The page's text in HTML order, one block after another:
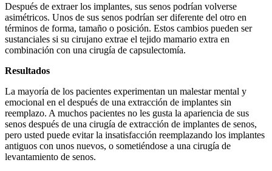
Después de extraer los implantes, sus senos podrían volverse
asimétricos. Unos de sus senos podrían ser diferente del otro en
términos de forma, tamaño o posición. Estos cambios pueden ser
sustanciales si su cirujano extrae el tejido mamario extra en
combinación con una cirugía de capsulectomía.
Resultados
La mayoría de los pacientes experimentan un malestar mental y
emocional en el después de una extracción de implantes sin
reemplazo. A muchos pacientes no les gusta la apariencia de sus
senos después de una cirugía de extracción de implantes de senos,
pero usted puede evitar la insatisfacción reemplazando los implantes
antiguos con unos nuevos, o sometiéndose a una cirugía de
levantamiento de senos.